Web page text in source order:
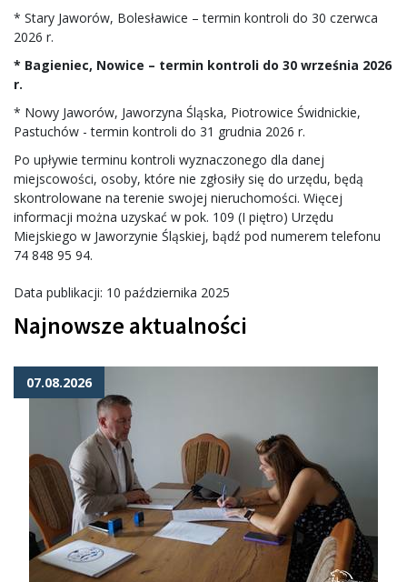
* Stary Jaworów, Bolesławice – termin kontroli do 30 czerwca
2026 r.
* Bagieniec, Nowice – termin kontroli do 30 września 2026
r.
* Nowy Jaworów, Jaworzyna Śląska, Piotrowice Świdnickie,
Pastuchów - termin kontroli do 31 grudnia 2026 r.
Po upływie terminu kontroli wyznaczonego dla danej
miejscowości, osoby, które nie zgłosiły się do urzędu, będą
skontrolowane na terenie swojej nieruchomości. Więcej
informacji można uzyskać w pok. 109 (I piętro) Urzędu
Miejskiego w Jaworzynie Śląskiej, bądź pod numerem telefonu
74 848 95 94.
Data publikacji: 10 października 2025
Najnowsze aktualności
07.08.2026